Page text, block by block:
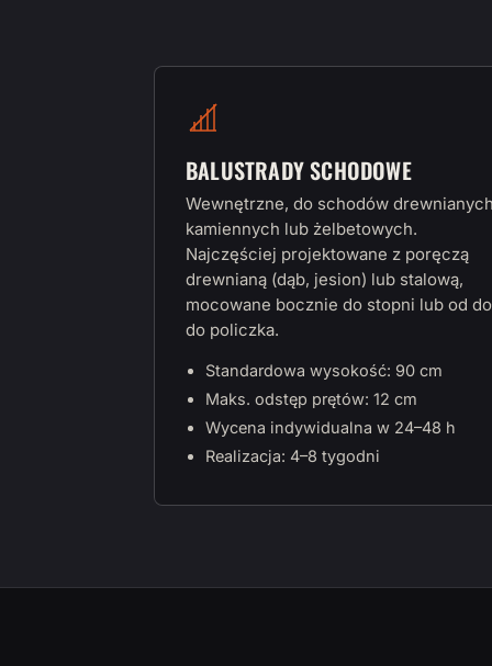
BALUSTRADY SCHODOWE
Wewnętrzne, do schodów
kamiennych lub żelbetowych.
Najczęściej projektowane z poręczą
drewnianą (dąb, jesion) lub stalową,
mocowane bocznie do stopni lub od
do policzka.
Standardowa wysokość: 90 cm
Maks. odstęp prętów: 12 cm
Wycena indywidualna w 24–48 h
Realizacja: 4–8 tygodni